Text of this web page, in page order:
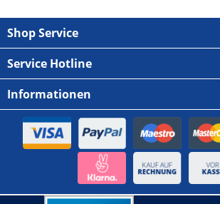
Shop Service
Service Hotline
Informationen